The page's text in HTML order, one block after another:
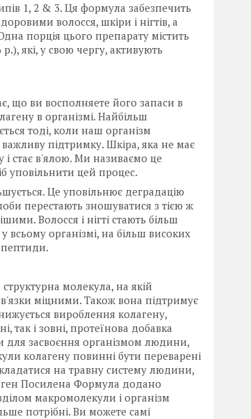
1, 2 & 3. Ця формула забезпечить
волосся, шкіри і нігтів, а
порція цього препарату містить
які, у свою чергу, активують
ви восполняете його запаси в
в організмі. Найбільш
тоді, коли наш організм
підтримку. Шкіра, яка не має
і стає в'ялою. Ми називаємо це
уповільнити цей процес.
Це уповільнює деградацію
перестають зношуватися з тією ж
Волосся і нігті стають більш
організмі, на більш високих
пептиди.
молекула, на якій
міцними. Також вона підтримує
вироблення колагену,
і зовні, протеїнова добавка
для засвоєння організмом людини,
колагену повинні бути переварені
на травну систему людини,
Посилена Формула додано
макромолекули і організм
потрібні. Ви можете самі